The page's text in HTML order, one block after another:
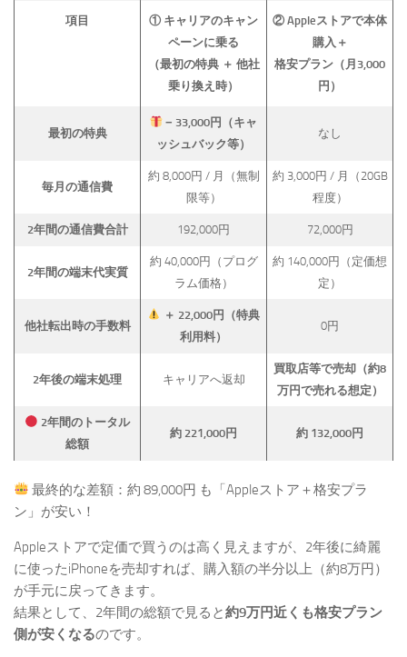
項目
① キャリアのキャン
ペーンに乗る
（最初の特典 ＋ 他社
乗り換え時）
② Appleストアで本体
購入＋
格安プラン（月3,000
円）
最初の特典
− 33,000円（キャ
ッシュバック等）
なし
毎月の通信費
約 8,000円 / 月（無制
限等）
約 3,000円 / 月（20GB
程度）
2年間の通信費合計 192,000円 72,000円
2年間の端末代実質
約 40,000円（プログ
ラム価格）
約 140,000円（定価想
定）
他社転出時の手数料
＋ 22,000円（特典
利用料）
0円
2年後の端末処理 キャリアへ返却
買取店等で売却（約8
万円で売れる想定）
2年間のトータル
総額
約 221,000円 約 132,000円
最終的な差額：約 89,000円 も「Appleストア＋格安プラ
ン」が安い！
Appleストアで定価で買うのは高く見えますが、2年後に綺麗
に使ったiPhoneを売却すれば、購入額の半分以上（約8万円）
が手元に戻ってきます。
結果として、2年間の総額で見ると約9万円近くも格安プラン
側が安くなるのです。